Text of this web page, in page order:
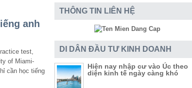
anh
test,
of Miami-
cần học tiếng
THÔNG TIN LIÊN HỆ
DI DÂN ĐẦU TƯ KINH DOANH
Hiện nay nhập cư vào Úc theo
diện kinh tế ngày càng khó